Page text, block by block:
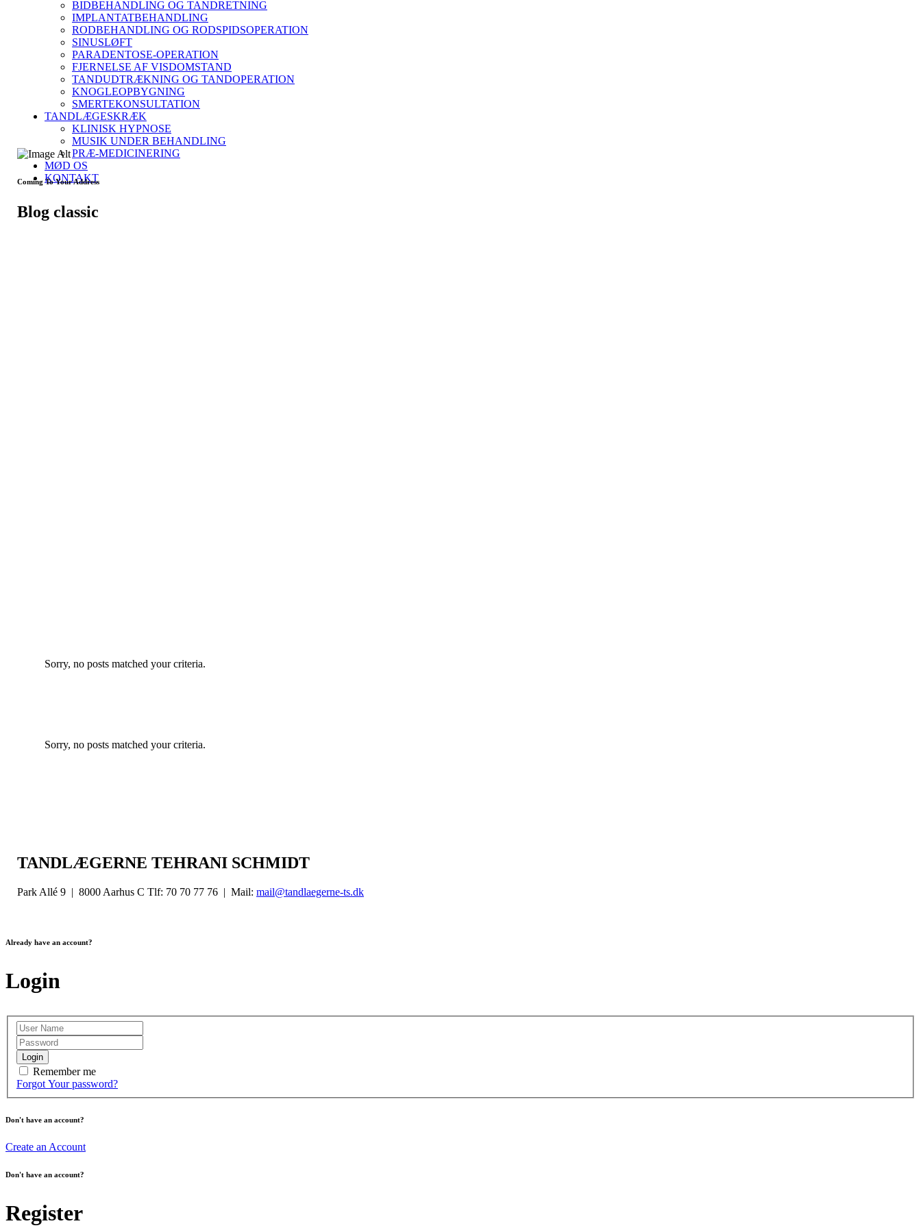
BIDBEHANDLING OG TANDRETNING
IMPLANTATBEHANDLING
RODBEHANDLING OG RODSPIDSOPERATION
SINUSLØFT
PARADENTOSE-OPERATION
FJERNELSE AF VISDOMSTAND
TANDUDTRÆKNING OG TANDOPERATION
KNOGLEOPBYGNING
SMERTEKONSULTATION
TANDLÆGESKRÆK
KLINISK HYPNOSE
MUSIK UNDER BEHANDLING
PRÆ-MEDICINERING
MØD OS
KONTAKT
Coming To Your Address
Blog classic
Sorry, no posts matched your criteria.
Sorry, no posts matched your criteria.
TANDLÆGERNE TEHRANI SCHMIDT
Park Allé 9 | 8000 Aarhus C Tlf: 70 70 77 76 | Mail: mail@tandlaegerne-ts.dk
Already have an account?
Login
Login
Remember me
Forgot Your password?
Don't have an account?
Create an Account
Don't have an account?
Register